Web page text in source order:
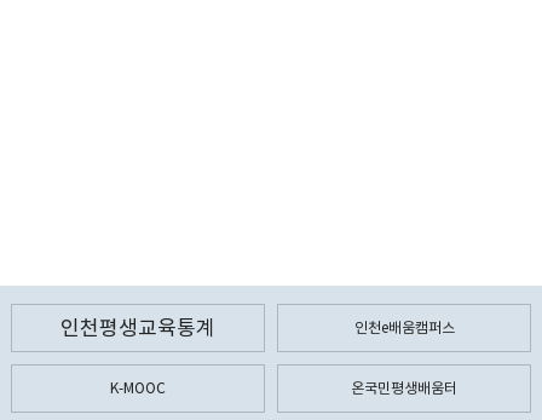
인천평생교육통계 인천e배움캠퍼스
K-MOOC 온국민평생배움터